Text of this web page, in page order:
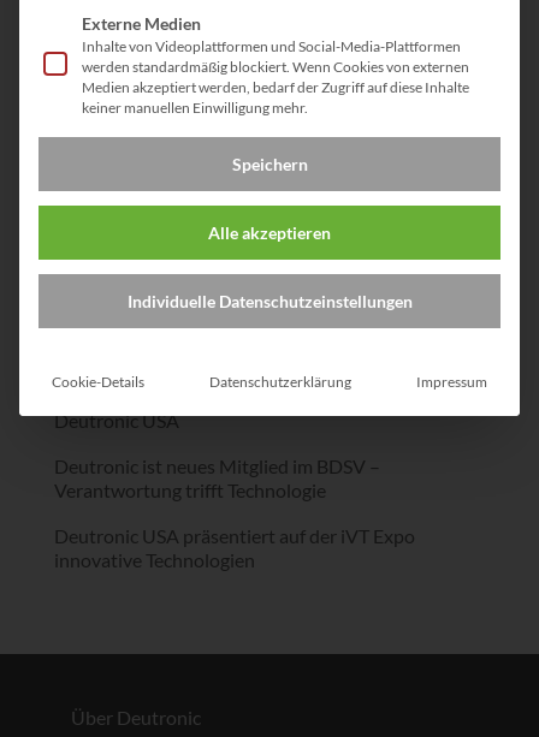
DOWNLOAD
Aktuelle Meldungen:
Deutronic USA präsentiert „Innovation und
Chancen“ – gewinnen Sie einen kostenlosen
DC/DC-Wandler auf der iVT Expo
Deutronic USA erweitert seine Geschäftstätigkeit,
um die nächste Ära der industriellen Elektrifizierung
Julia Lumm wird Key Account Managerin bei
Deutronic USA
Deutronic ist neues Mitglied im BDSV –
Verantwortung trifft Technologie
Deutronic USA präsentiert auf der iVT Expo
innovative Technologien
Über Deutronic
Externe Medien
Inhalte von Videoplattformen und Social-Media-Plattformen
werden standardmäßig blockiert. Wenn Cookies von externen
Medien akzeptiert werden, bedarf der Zugriff auf diese Inhalte
keiner manuellen Einwilligung mehr.
Speichern
Alle akzeptieren
Individuelle Datenschutzeinstellungen
Cookie-Details Datenschutzerklärung Impressum